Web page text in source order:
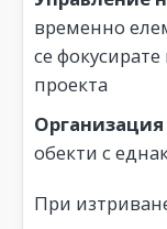
временно
се
проекта
обекти с
При